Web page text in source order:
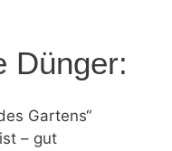
Dünger:
Gartens“
– gut